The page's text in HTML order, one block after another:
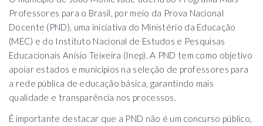
Professores para o Brasil, por meio da Prova Nacional
Docente (PND), uma iniciativa do Ministério da Educação
(MEC) e do Instituto Nacional de Estudos e Pesquisas
Educacionais Anísio Teixeira (Inep). A PND tem como objetivo
apoiar estados e municípios na seleção de professores para
a rede pública de educação básica, garantindo mais
qualidade e transparência nos processos.
É importante destacar que a PND não é um concurso público,